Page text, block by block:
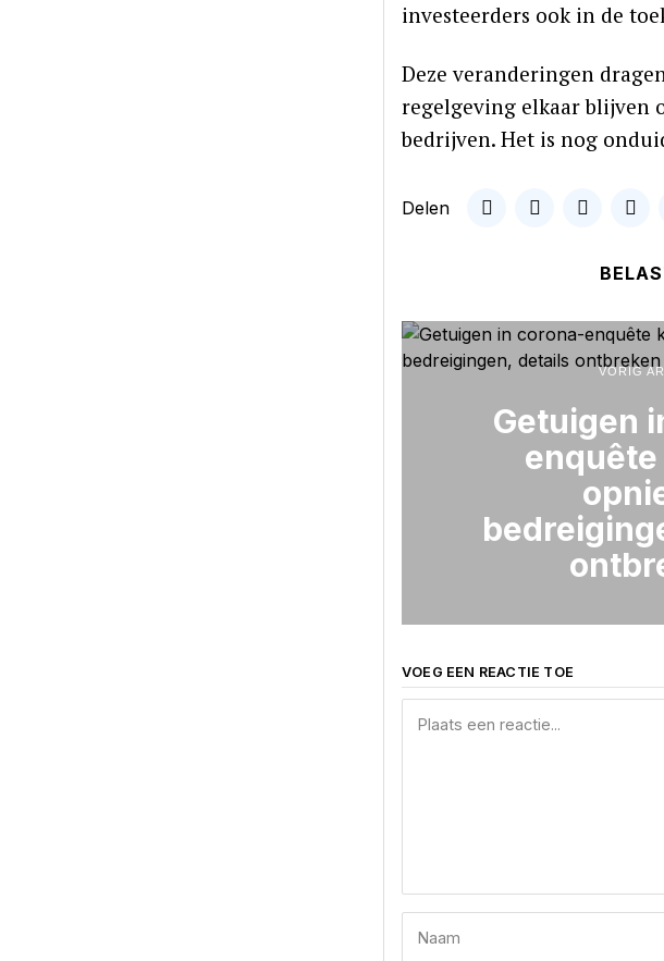
investeerders ook in de
Deze veranderingen
regelgeving elkaar blijven
bedrijven. Het is nog
Delen
VORIG
Getuigen
VOEG EEN REACTIE TOE